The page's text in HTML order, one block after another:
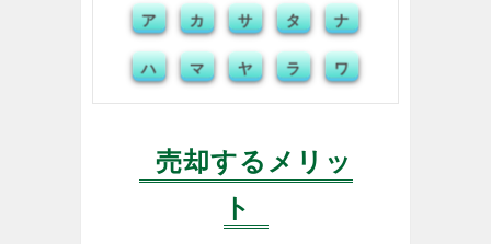
ア カ サ タ ナ
ハ マ ヤ ラ ワ
売却するメリッ
ト